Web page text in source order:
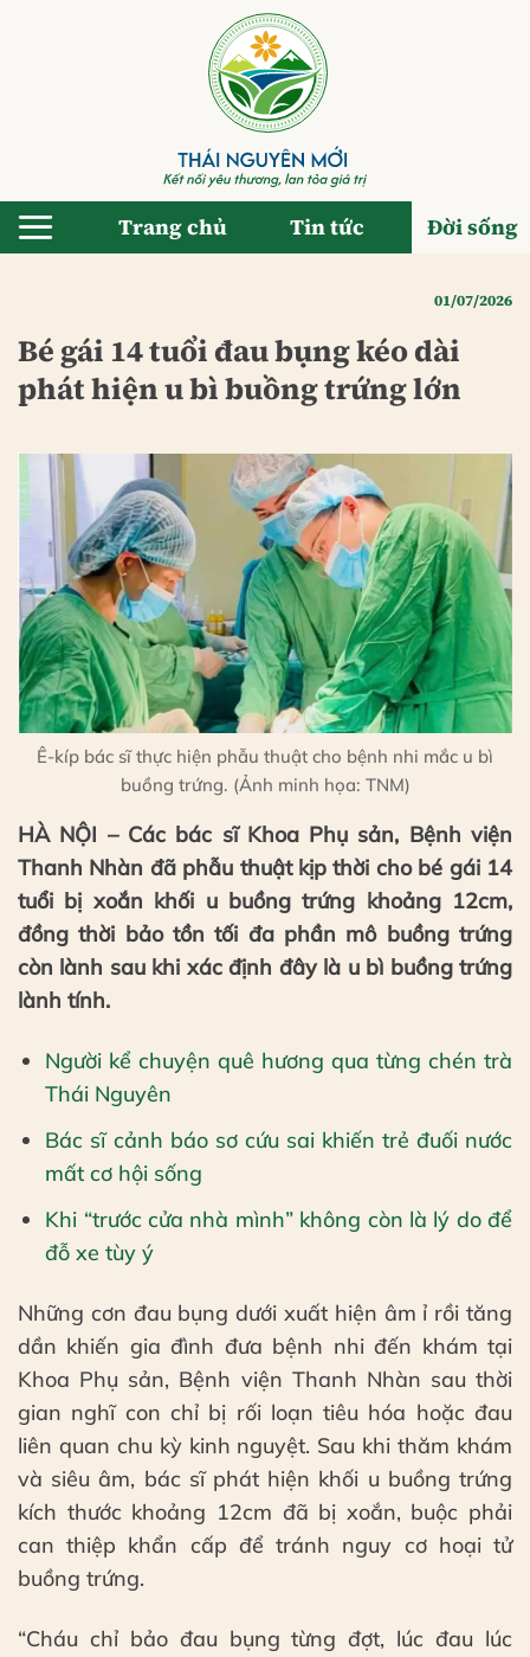
Trang chủ Tin tức Đời sống
01/07/2026
Bé gái 14 tuổi đau bụng kéo dài
phát hiện u bì buồng trứng lớn
Ê-kíp bác sĩ thực hiện phẫu thuật cho bệnh nhi mắc u bì
buồng trứng. (Ảnh minh họa: TNM)
HÀ NỘI – Các bác sĩ Khoa Phụ sản, Bệnh viện
Thanh Nhàn đã phẫu thuật kịp thời cho bé gái 14
tuổi bị xoắn khối u buồng trứng khoảng 12cm,
đồng thời bảo tồn tối đa phần mô buồng trứng
còn lành sau khi xác định đây là u bì buồng trứng
lành tính.
Người kể chuyện quê hương qua từng chén trà
Thái Nguyên
Bác sĩ cảnh báo sơ cứu sai khiến trẻ đuối nước
mất cơ hội sống
Khi “trước cửa nhà mình” không còn là lý do để
đỗ xe tùy ý
Những cơn đau bụng dưới xuất hiện âm ỉ rồi tăng
dần khiến gia đình đưa bệnh nhi đến khám tại
Khoa Phụ sản, Bệnh viện Thanh Nhàn sau thời
gian nghĩ con chỉ bị rối loạn tiêu hóa hoặc đau
liên quan chu kỳ kinh nguyệt. Sau khi thăm khám
và siêu âm, bác sĩ phát hiện khối u buồng trứng
kích thước khoảng 12cm đã bị xoắn, buộc phải
can thiệp khẩn cấp để tránh nguy cơ hoại tử
buồng trứng.
“Cháu chỉ bảo đau bụng từng đợt, lúc đau lúc